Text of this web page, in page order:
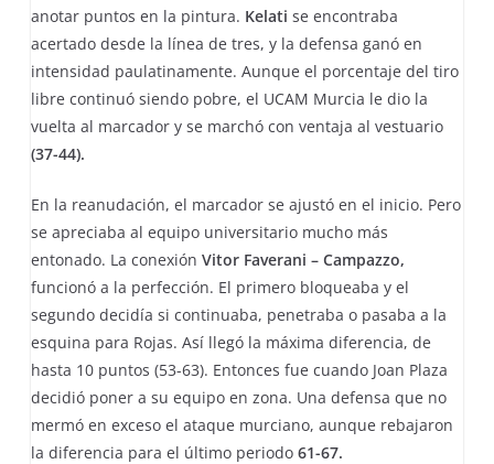
anotar puntos en la pintura. Kelati se encontraba
acertado desde la línea de tres, y la defensa ganó en
intensidad paulatinamente. Aunque el porcentaje del tiro
libre continuó siendo pobre, el UCAM Murcia le dio la
vuelta al marcador y se marchó con ventaja al vestuario
(37-44).
En la reanudación, el marcador se ajustó en el inicio. Pero
se apreciaba al equipo universitario mucho más
entonado. La conexiónVitor Faverani – Campazzo,
funcionó a la perfección. El primero bloqueaba y el
segundo decidía si continuaba, penetraba o pasaba a la
esquina para Rojas. Así llegó la máxima diferencia, de
hasta 10 puntos (53-63). Entonces fue cuando Joan Plaza
decidió poner a su equipo en zona. Una defensa que no
mermó en exceso el ataque murciano, aunque rebajaron
la diferencia para el último periodo61-67.